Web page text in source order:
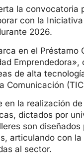
la convocatoria
con la
2026.
en el Préstamo
de alta
Comunicación
en la realización
dictados por
son
articulando con
al sector.